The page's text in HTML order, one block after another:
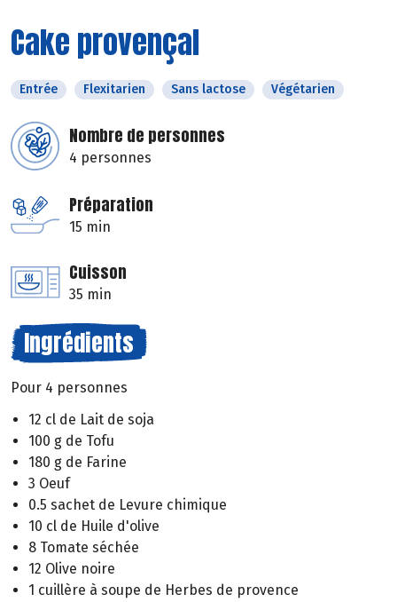
Cake provençal
Entrée Flexitarien Sans lactose Végétarien
Nombre de personnes
4 personnes
Préparation
15 min
Cuisson
35 min
Ingrédients
Pour 4 personnes
12 cl de Lait de soja
100 g de Tofu
180 g de Farine
3 Oeuf
0.5 sachet de Levure chimique
10 cl de Huile d'olive
8 Tomate séchée
12 Olive noire
1 cuillère à soupe de Herbes de provence